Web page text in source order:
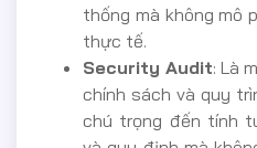
thống mà không mô
thực tế.
Security Audit: Là
chính sách và quy
chú trọng đến tính